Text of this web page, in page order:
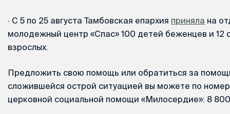
· С 5 по 25 августа Тамбовская епархия приняла на
молодежный центр «Спас» 100 детей беженцев и
взрослых.
Предложить свою помощь или обратиться за
сложившейся острой ситуацией вы можете по
церковной социальной помощи «Милосердие»: 8